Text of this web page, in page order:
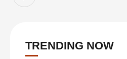
TRENDING NOW